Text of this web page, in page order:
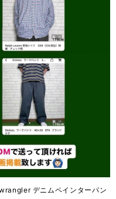
デニムペインターパン